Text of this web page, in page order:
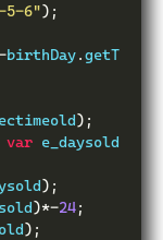
5-6");
birthDay.getT
);
var e_daysold
);
)*-24;
);